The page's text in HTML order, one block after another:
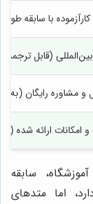
با سابقه طولانی (بیش
(قابل ترجمه
و مشاوره رایگان
امکانات ارائه شده
سابقه
اما متدهای